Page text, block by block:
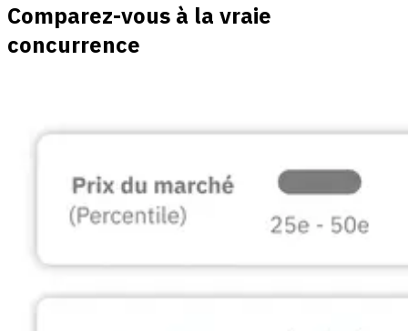
Comparez-vous à la vraie
concurrence